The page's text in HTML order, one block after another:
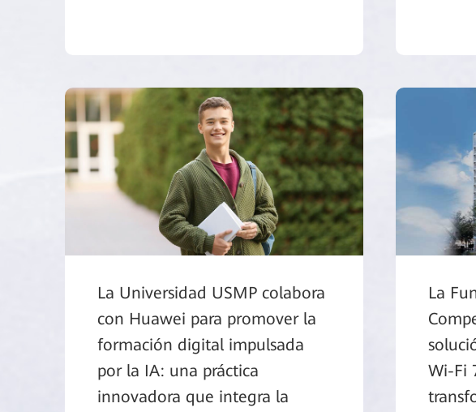
La Universidad USMP colabora
con Huawei para promover la
formación digital impulsada
por la IA: una práctica
innovadora que integra la
La
Wi-Fi